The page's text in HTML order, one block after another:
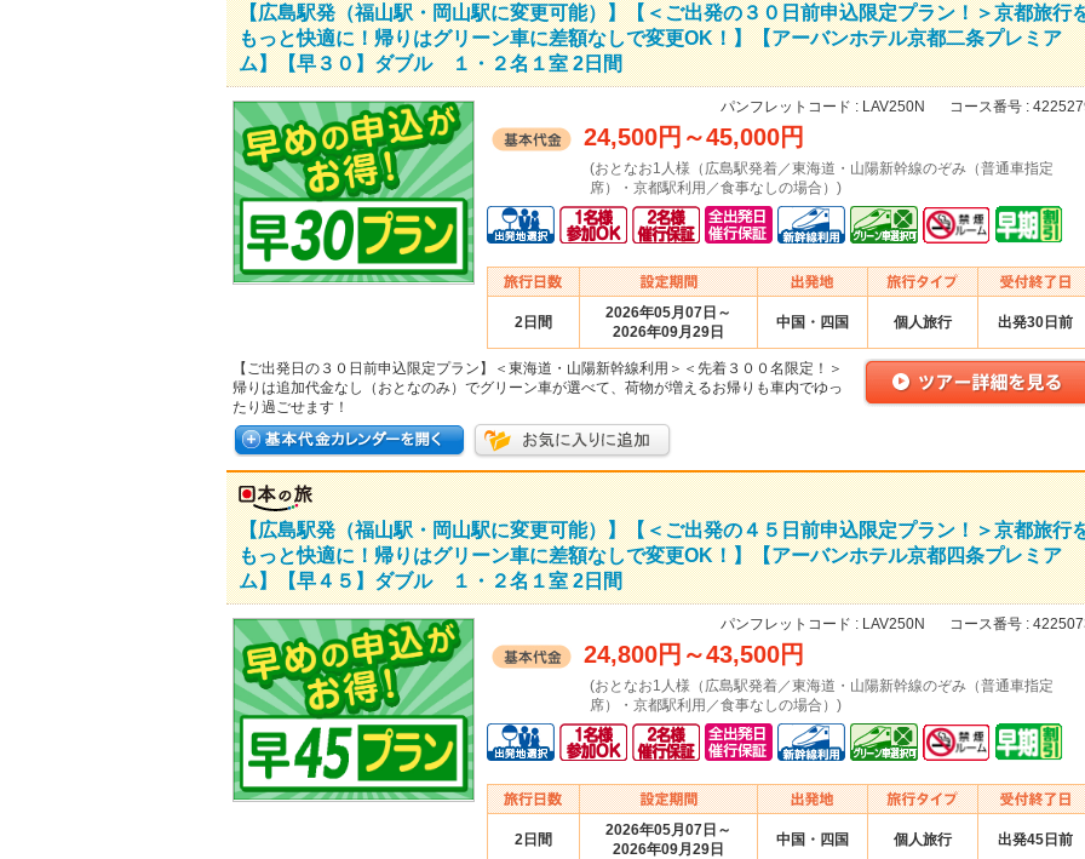
【広島駅発（福山駅・岡山駅に変更可能）】【＜ご出発の３０日前申込限定プラン！＞京都旅行
もっと快適に！帰りはグリーン車に差額なしで変更OK！】【アーバンホテル京都二条プレミア
ム】【早３０】ダブル １・２名１室 2日間
パンフレットコード : LAV250N コース番号 :
24,500円 ～45,000円
(おとなお1人様（広島駅発着／東海道・山陽新幹線のぞみ（普通車指定
席）・京都駅利用／食事なしの場合）)
2日間
2026年05月07日～
2026年09月29日
中国・四国 個人旅行 出発30日前
【ご出発日の３０日前申込限定プラン】＜東海道・山陽新幹線利用＞＜先着３００名限定！＞
帰りは追加代金なし（おとなのみ）でグリーン車が選べて、荷物が増えるお帰りも車内でゆっ
たり過ごせます！
【広島駅発（福山駅・岡山駅に変更可能）】【＜ご出発の４５日前申込限定プラン！＞京都旅行
もっと快適に！帰りはグリーン車に差額なしで変更OK！】【アーバンホテル京都四条プレミア
ム】【早４５】ダブル １・２名１室 2日間
パンフレットコード : LAV250N コース番号 :
24,800円 ～43,500円
(おとなお1人様（広島駅発着／東海道・山陽新幹線のぞみ（普通車指定
席）・京都駅利用／食事なしの場合）)
2日間
2026年05月07日～
2026年09月29日
中国・四国 個人旅行 出発45日前